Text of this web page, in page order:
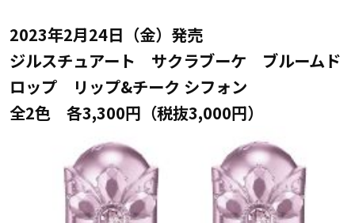
2023年2月24日（金）発売
ジルスチュアート サクラブーケ ブルームド
ロップ リップ&チーク シフォン
全2色 各3,300円（税抜3,000円）